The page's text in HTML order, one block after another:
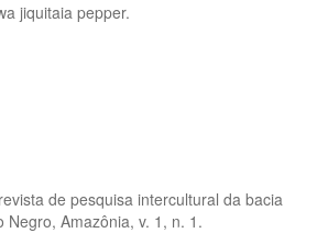
jiquitaia pepper.
de pesquisa intercultural da bacia
Negro, Amazônia, v. 1, n. 1.